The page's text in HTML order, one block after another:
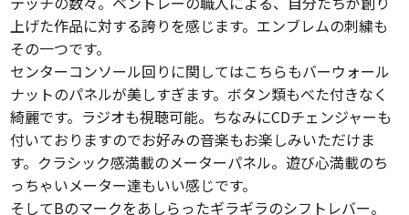
上げた作品に対する誇りを感じます。エンブレムの刺繍も
その一つです。
センターコンソール回りに関してはこちらもバーウォール
ナットのパネルが美しすぎます。ボタン類もべた付きなく
綺麗です。ラジオも視聴可能。ちなみにCDチェンジャーも
付いておりますのでお好みの音楽もお楽しみいただけま
す。クラシック感満載のメーターパネル。遊び心満載のち
っちゃいメーター達もいい感じです。
そしてBのマークをあしらったギラギラのシフトレバー。